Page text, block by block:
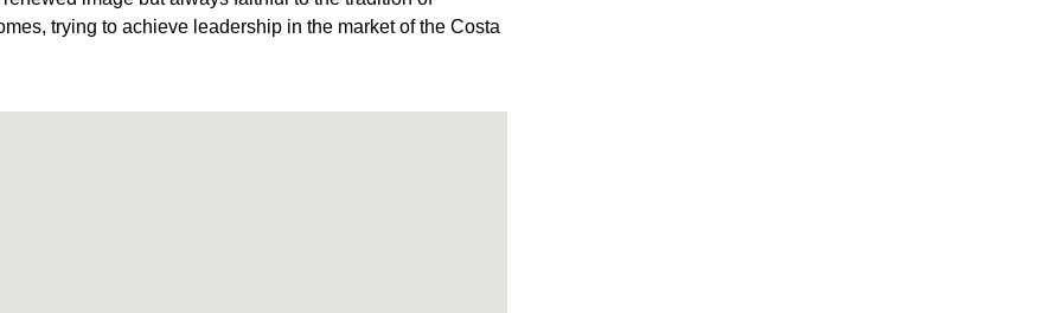
trying to achieve leadership in the market of the Costa